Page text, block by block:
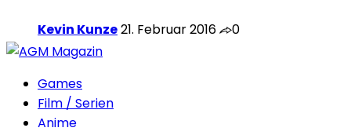
Kevin Kunze21. Februar 2016 0
Games
Film / Serien
Anime